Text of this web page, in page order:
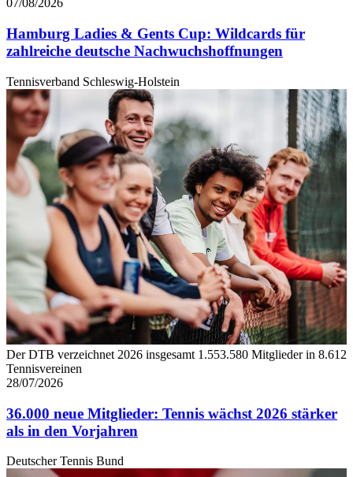
07/08/2026
Hamburg Ladies & Gents Cup: Wildcards für
zahlreiche deutsche Nachwuchshoffnungen
Tennisverband Schleswig-Holstein
Der DTB verzeichnet 2026 insgesamt 1.553.580 Mitglieder in 8.612
Tennisvereinen
28/07/2026
36.000 neue Mitglieder: Tennis wächst 2026 stärker
als in den Vorjahren
Deutscher Tennis Bund